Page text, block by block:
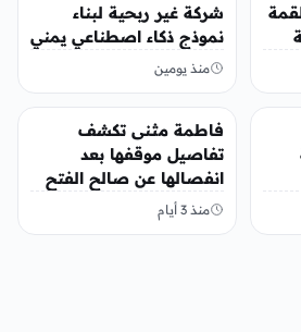
شركة غير ربحية لبناء
نموذج ذكاء اصطناعي يمني
منذ يومين
منوعات
فاطمة مثنى تكشف
تفاصيل موقفها بعد
انفصالها عن صالح الفتح
منذ 3 أيام